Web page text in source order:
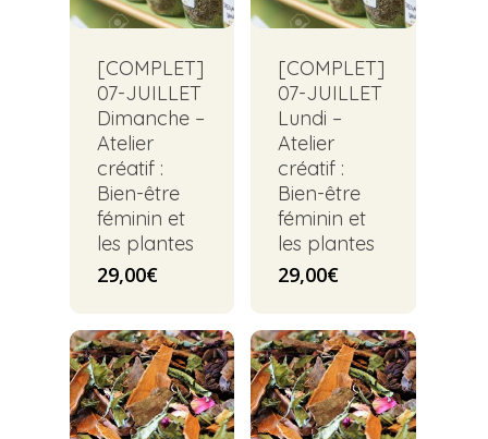
[COMPLET]
07-JUILLET
Dimanche –
Atelier
créatif :
Bien-être
féminin et
les plantes
29,00€
[COMPLET]
07-JUILLET
Lundi –
Atelier
créatif :
Bien-être
féminin et
les plantes
29,00€